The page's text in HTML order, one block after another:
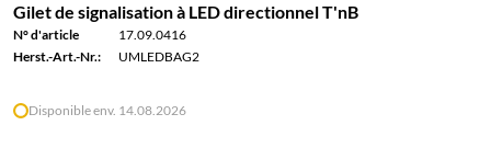
Gilet de signalisation à LED directionnel T'nB
N° d'article
17.09.0416
Herst.-Art.-Nr.:
UMLEDBAG2
Disponible env. 14.08.2026